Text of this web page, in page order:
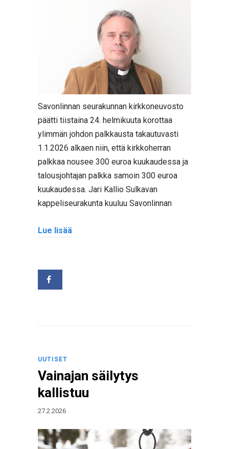
Savonlinnan seurakunnan kirkkoneuvosto
päätti tiistaina 24. helmikuuta korottaa
ylimmän johdon palkkausta takautuvasti
1.1.2026 alkaen niin, että kirkkoherran
palkkaa nousee 300 euroa kuukaudessa ja
talousjohtajan palkka samoin 300 euroa
kuukaudessa. Jari Kallio Sulkavan
kappeliseurakunta kuuluu Savonlinnan
Lue lisää
UUTISET
Vainajan säilytys
kallistuu
27.2.2026